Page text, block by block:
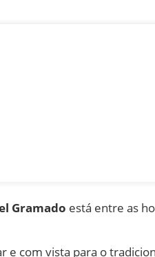
Gramado está entre as
com vista para o